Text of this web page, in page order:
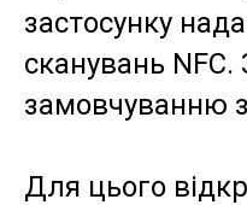
застосунку
сканувань
замовчуванню
Для цього